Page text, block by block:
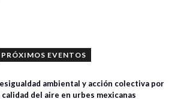
PRÓXIMOS EVENTOS
ambiental y acción colectiva por
calidad del aire en urbes mexicanas